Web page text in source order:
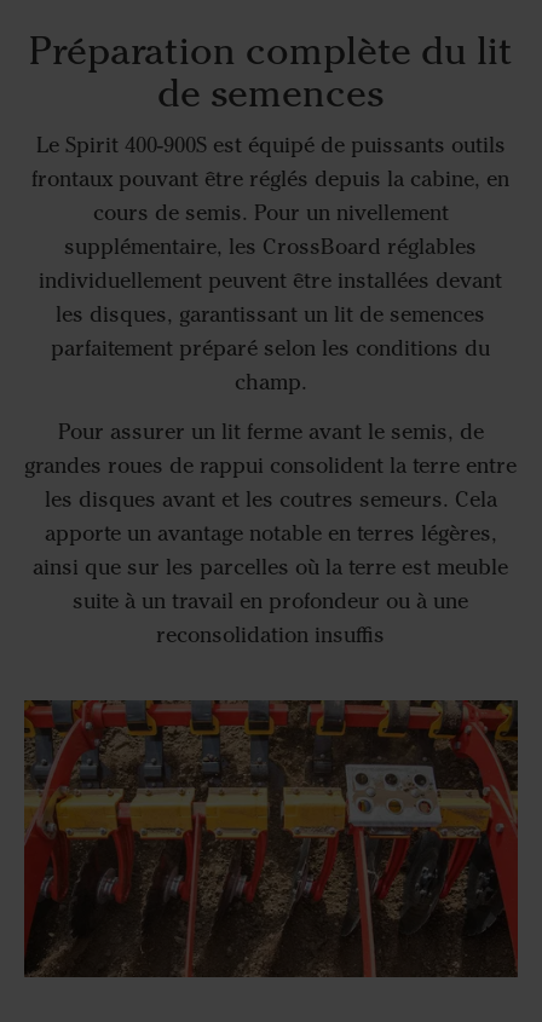
Préparation complète du lit
de semences
Le Spirit 400-900S est équipé de puissants outils
frontaux pouvant être réglés depuis la cabine, en
cours de semis. Pour un nivellement
supplémentaire, les CrossBoard réglables
individuellement peuvent être installées devant
les disques, garantissant un lit de semences
parfaitement préparé selon les conditions du
champ.
Pour assurer un lit ferme avant le semis, de
grandes roues de rappui consolident la terre entre
les disques avant et les coutres semeurs. Cela
apporte un avantage notable en terres légères,
ainsi que sur les parcelles où la terre est meuble
suite à un travail en profondeur ou à une
reconsolidation insuffis